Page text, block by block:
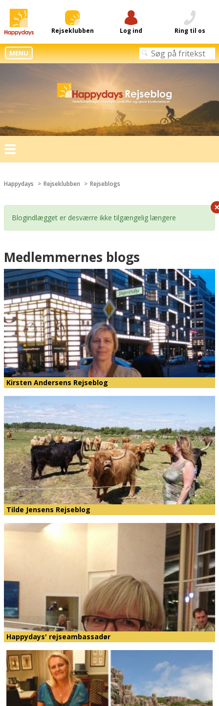
Rejseklubben Log ind Ring til os
MENU
Toggle
navigation
Happydays Rejseklubben Rejseblogs
Blogindlægget er desværre ikke tilgængelig længere
Medlemmernes blogs
Kirsten Andersens Rejseblog
Tilde Jensens Rejseblog
Happydays' rejseambassadør